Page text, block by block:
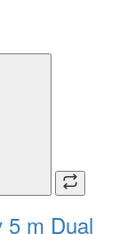
5 m Dual